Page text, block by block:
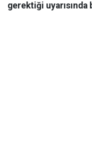
gerektiği uyarısında